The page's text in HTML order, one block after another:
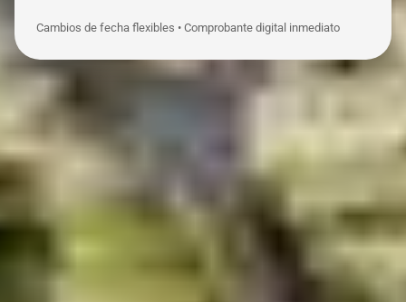
Cambios de fecha flexibles • Comprobante digital inmediato